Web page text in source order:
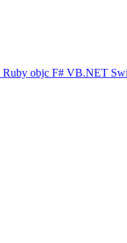
Ruby objc F# VB.NET